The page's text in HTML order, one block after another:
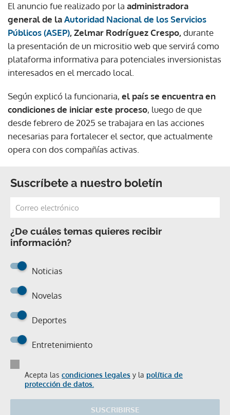
El anuncio fue realizado por la administradora
general de laAutoridad Nacional de los Servicios
Públicos (ASEP), Zelmar Rodríguez Crespo,durante
la presentación de un micrositio web que servirá como
plataforma informativa para potenciales inversionistas
interesados en el mercado local.
Según explicó la funcionaria, el país se encuentra en
condiciones de iniciar este proceso, luego de que
desde febrero de 2025 se trabajara en las acciones
necesarias para fortalecer el sector, que actualmente
opera con dos compañías activas.
Suscríbete a nuestro boletín
¿De cuáles temas quieres recibir
información?
Noticias
Novelas
Deportes
Entretenimiento
Acepta las condiciones legales y la política de
protección de datos.
SUSCRIBIRSE